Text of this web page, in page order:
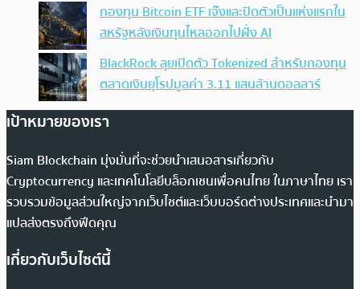
กองทุน Bitcoin ETF เจ๊งและปิดตัวเป็นแห่งแรกใน
สหรัฐหลังเงินทุนไหลออกไปฝั่ง AI
BlackRock ลุยเปิดตัว Tokenized สำหรับกองทุน
ตลาดเงินยุโรปมูลค่า 3.11 แสนล้านดอลลาร์
เป้าหมายของเรา
Siam Blockchain มุ่งมั่นที่จะช่วยนำเสนอสารเกี่ยวกับ
Cryptocurrency และเทคโนโลยีบล็อกเชนเพื่อคนไทย ในภาษาไทย เรา
รวบรวมข้อมูลส่วนใหญ่จากเว็บไซต์และเว็บบอร์ดต่างประเทศและนำมา
แปลส่งตรงถึงฟีดคุณ
เกี่ยวกับเว็บไซต์นี้